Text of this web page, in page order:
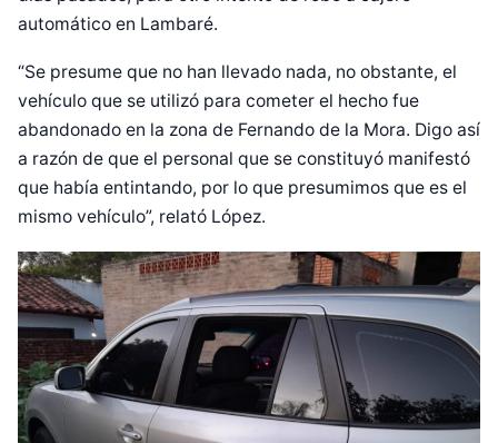
automático en Lambaré.
“Se presume que no han llevado nada, no obstante, el
vehículo que se utilizó para cometer el hecho fue
abandonado en la zona de Fernando de la Mora. Digo así
a razón de que el personal que se constituyó manifestó
que había entintando, por lo que presumimos que es el
mismo vehículo”, relató López.